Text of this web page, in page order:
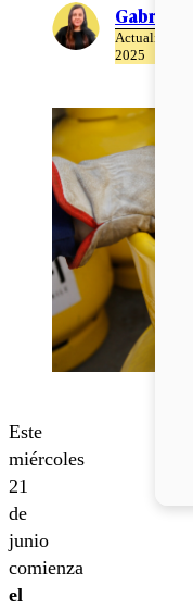
Gabriela
Actualizado
2025
Este
miércoles
21
de
junio
comienza
el